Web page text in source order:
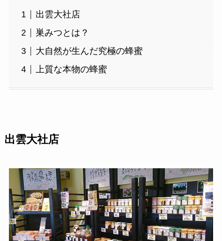
出雲大社店
巣みつとは？
大自然が生んだ究極の蜂蜜
上質な本物の蜂蜜
出雲大社店